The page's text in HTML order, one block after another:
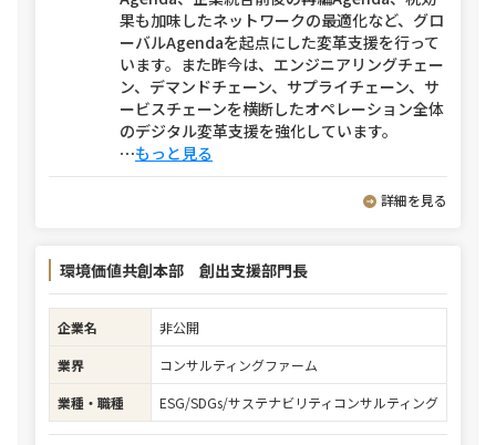
果も加味したネットワークの最適化など、グロ
ーバルAgendaを起点にした変革支援を行って
います。また昨今は、エンジニアリングチェー
ン、デマンドチェーン、サプライチェーン、サ
ービスチェーンを横断したオペレーション全体
のデジタル変革支援を強化しています。
⋯もっと見る
詳細を見る
環境価値共創本部 創出支援部門長
企業名
非公開
業界
コンサルティングファーム
業種・職種
ESG/SDGs/サステナビリティコンサルティング